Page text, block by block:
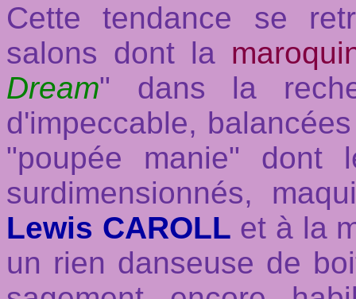
Cette tendance se
salons dont la
Dream" dans la
d'impeccable,
"poupée manie" dont
surdimensionnés,
Lewis CAROLL et à la
un rien danseuse de